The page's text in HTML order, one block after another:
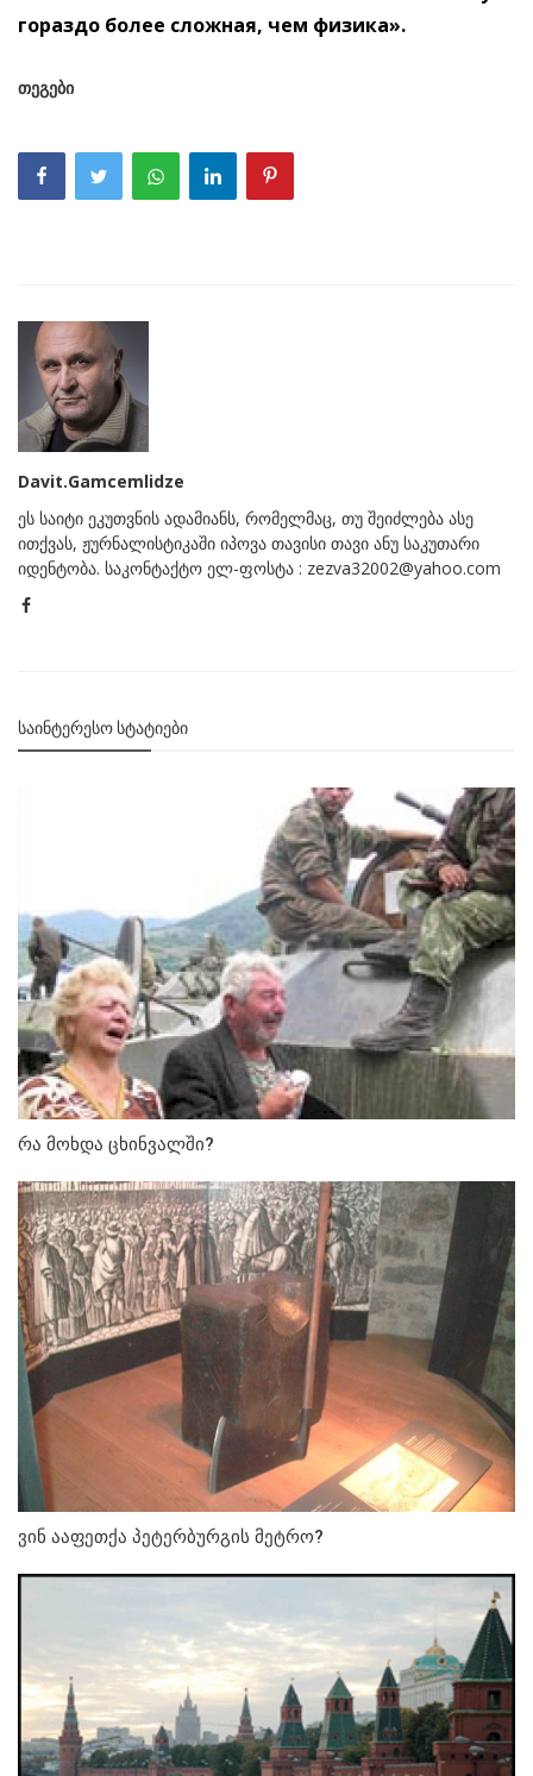
гораздо более сложная, чем физика».
თეგები
Davit.Gamcemlidze
ეს საიტი ეკუთვნის ადამიანს, რომელმაც, თუ შეიძლება ასე
ითქვას, ჟურნალისტიკაში იპოვა თავისი თავი ანუ საკუთარი
იდენტობა. საკონტაქტო ელ-ფოსტა : zezva32002@yahoo.com
ᲡᲐᲘᲜᲢᲔᲠᲔᲡᲝ ᲡᲢᲐᲢᲘᲔᲑᲘ
რა მოხდა ცხინვალში?
ვინ ააფეთქა პეტერბურგის მეტრო?